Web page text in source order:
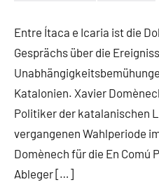
Entre Ítaca e Icaria ist die
Gesprächs über die
Katalonien. Xavier
Politiker der katalanischen
vergangenen Wahlperiode
Domènech für die En Comú
Ableger […]